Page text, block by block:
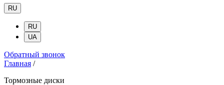
RU
RU
UA
Обратный звонок
Главная /
Тормозные диски